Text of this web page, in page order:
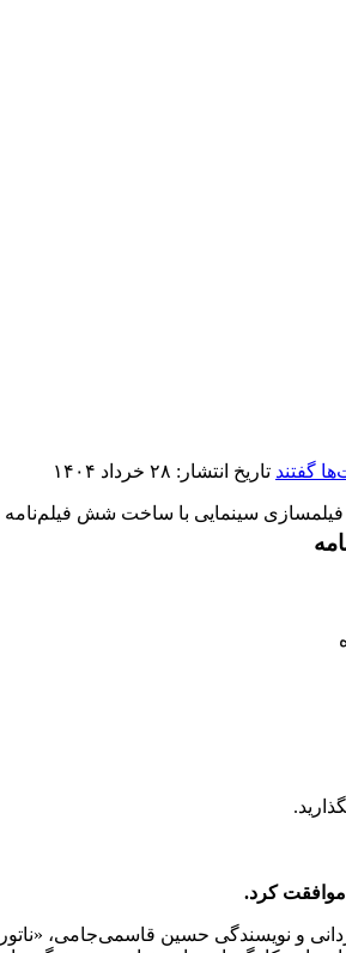
گفتند تاریخ انتشار: ۲۸ خرداد ۱۴۰۴
فیلمسازی سینمایی با ساخت شش فیلم‌نامه
کرد.
و نویسندگی حسین قاسمی‌جامی،